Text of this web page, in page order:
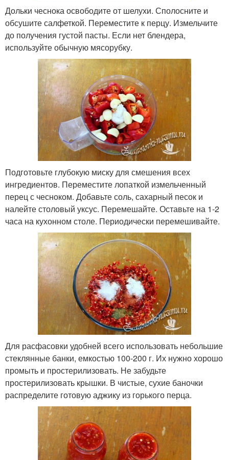
Дольки чеснока освободите от шелухи. Сполосните и
обсушите салфеткой. Переместите к перцу. Измельчите
до получения густой пасты. Если нет блендера,
используйте обычную мясорубку.
Подготовьте глубокую миску для смешения всех
ингредиентов. Переместите лопаткой измельченный
перец с чесноком. Добавьте соль, сахарный песок и
налейте столовый уксус. Перемешайте. Оставьте на 1-2
часа на кухонном столе. Периодически перемешивайте.
Для расфасовки удобней всего использовать небольшие
стеклянные банки, емкостью 100-200 г. Их нужно хорошо
промыть и простерилизовать. Не забудьте
простерилизовать крышки. В чистые, сухие баночки
распределите готовую аджику из горького перца.